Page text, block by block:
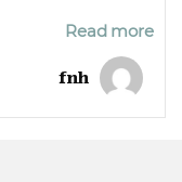
Read more
fnh